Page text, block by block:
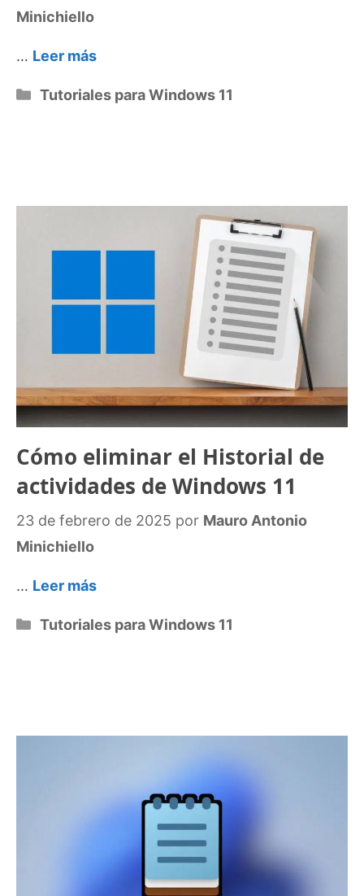
Minichiello
… Leer más
Categorías
Tutoriales para Windows 11
Cómo eliminar el Historial de
actividades de Windows 11
23 de febrero de 2025 por Mauro Antonio
Minichiello
… Leer más
Categorías
Tutoriales para Windows 11